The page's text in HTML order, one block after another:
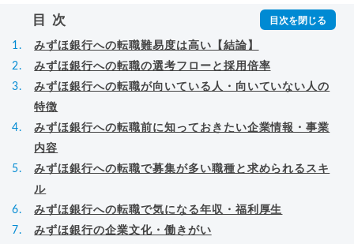
目次
みずほ銀行への転職難易度は高い【結論】
みずほ銀行への転職の選考フローと採用倍率
みずほ銀行への転職が向いている人・向いていない人の
特徴
みずほ銀行への転職前に知っておきたい企業情報・事業
内容
みずほ銀行への転職で募集が多い職種と求められるスキ
ル
みずほ銀行への転職で気になる年収・福利厚生
みずほ銀行の企業文化・働きがい